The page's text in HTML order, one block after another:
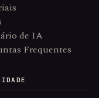
de IA
Frequentes